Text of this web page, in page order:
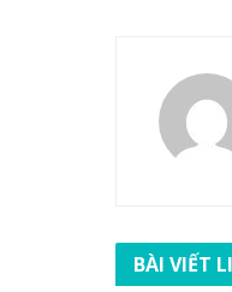
BÀI VIẾT